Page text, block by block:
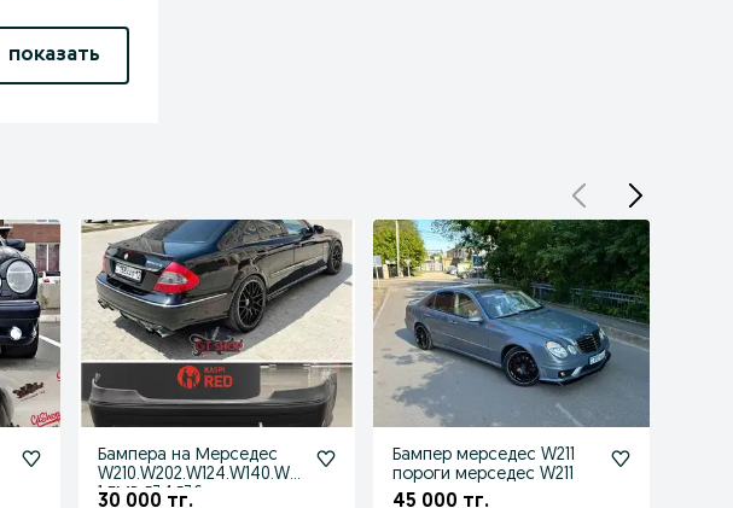
показать
Бампера на Мерседес
W210.W202.W124.W140.W21
1 БМВ Е34.Е36
30 000 тг.
Бампер мерседес W211
пороги мерседес W211
45 000 тг.